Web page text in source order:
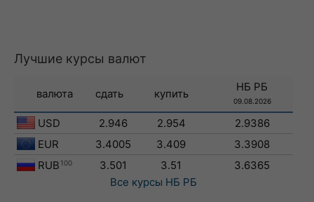
Лучшие курсы валют
валюта сдать купить
НБ РБ
09.08.2026
USD 2.946 2.954
2.9386
EUR
3.4005 3.409
3.3908
RUB 100 3.501 3.51
3.6365
Все курсы НБ РБ